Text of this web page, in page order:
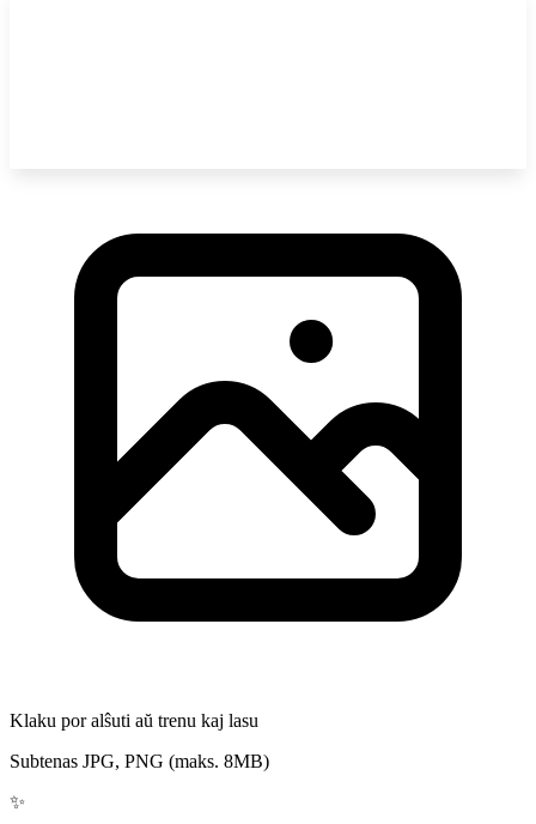
Klaku por alŝuti aŭ trenu kaj lasu
Subtenas JPG, PNG (maks. 8MB)
✨